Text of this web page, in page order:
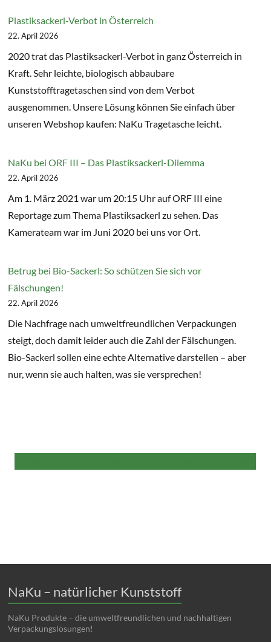
Plastiksackerl-Verbot in Österreich
22. April 2026
2020 trat das Plastiksackerl-Verbot in ganz Österreich in
Kraft. Sehr leichte, biologisch abbaubare
Kunststofftragetaschen sind von dem Verbot
ausgenommen. Unsere Lösung können Sie einfach über
unseren Webshop kaufen: NaKu Tragetasche leicht.
NaKu bei ORF III – Das Plastiksackerl-Dilemma
22. April 2026
Am 1. März 2021 war um 20:15 Uhr auf ORF III eine
Reportage zum Thema Plastiksackerl zu sehen. Das
Kamerateam war im Juni 2020 bei uns vor Ort.
Betrug bei Bio-Sackerl: So schützen Sie sich vor
Fälschungen!
22. April 2026
Die Nachfrage nach umweltfreundlichen Verpackungen
steigt, doch damit leider auch die Zahl der Fälschungen.
Bio-Sackerl sollen eine echte Alternative darstellen – aber
nur, wenn sie auch halten, was sie versprechen!
NaKu – natürlicher Kunststoff
NaKu Produkte – die umweltfreundlichen und nachhaltigen
Verpackungslösungen!